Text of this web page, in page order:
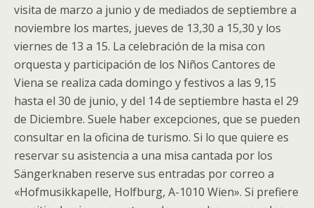
visita de marzo a junio y de mediados de septiembre a
noviembre los martes, jueves de 13,30 a 15,30 y los
viernes de 13 a 15. La celebración de la misa con
orquesta y participación de los Niños Cantores de
Viena se realiza cada domingo y festivos a las 9,15
hasta el 30 de junio, y del 14 de septiembre hasta el 29
de Diciembre. Suele haber excepciones, que se pueden
consultar en la oficina de turismo. Si lo que quiere es
reservar su asistencia a una misa cantada por los
Sängerknaben reserve sus entradas por correo a
«Hofmusikkapelle, Holfburg, A-1010 Wien». Si prefiere